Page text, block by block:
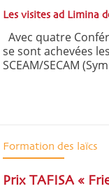
Les visites ad Limina
Avec quatre
se sont achevées
SCEAM/SECAM
Formation des laïcs
Prix TAFISA «